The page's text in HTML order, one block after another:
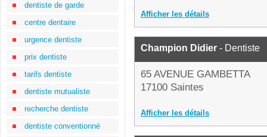
dentiste de garde
centre dentaire
urgence dentiste
prix dentiste
tarifs dentiste
dentiste mutualiste
recherche dentiste
dentiste conventionné
Afficher les détails
Champion Didier - Dentiste
65 AVENUE GAMBETTA
17100 Saintes
Afficher les détails